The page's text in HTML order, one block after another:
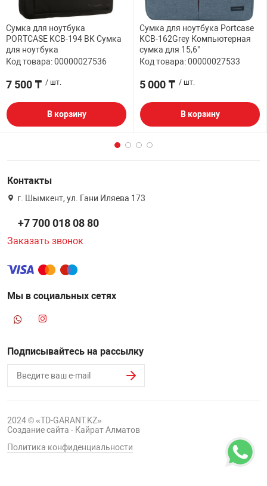
Сумка для ноутбука
PORTCASE KCB-194 BK Сумка
для ноутбука
Код товара: 00000027536
7 500 ₸ / шт.
В корзину
Сумка для ноутбука Portcase
KCB-162Grey Компьютерная
сумка для 15,6"
Код товара: 00000027533
5 000 ₸ / шт.
В корзину
Контакты
г. Шымкент, ул. Гани Иляева 173
+7 700 018 08 80
Заказать звонок
Мы в социальных сетях
Подписывайтесь на рассылку
2024 © «TD-GARANT.KZ»
Создание сайта - Кайрат Алматов
Политика конфиденциальности